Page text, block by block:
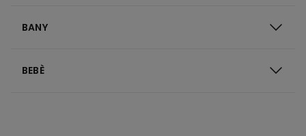
BANY
BEBÈ